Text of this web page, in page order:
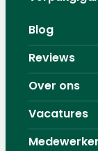
Blog
Reviews
Over ons
Vacatures